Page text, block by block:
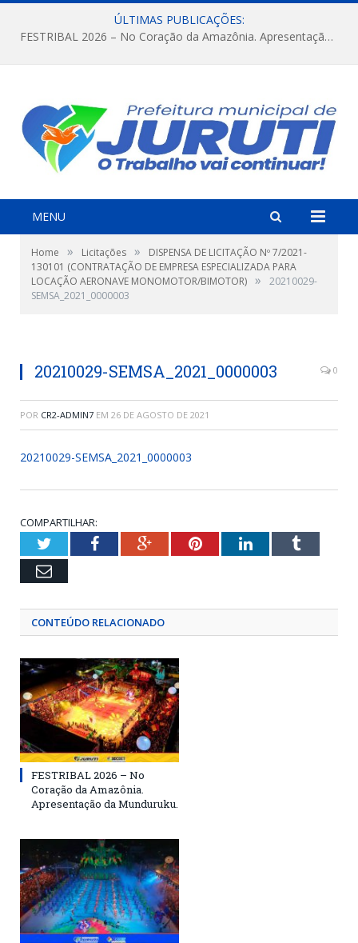
ÚLTIMAS PUBLICAÇÕES:
FESTRIBAL 2026 – No Coração da Amazônia. Apresentação da Munduruku.
MENU
Home » Licitações »
DISPENSA DE LICITAÇÃO Nº 7/2021-
130101 (CONTRATAÇÃO DE EMPRESA ESPECIALIZADA PARA
LOCAÇÃO AERONAVE MONOMOTOR/BIMOTOR) »
20210029-
SEMSA_2021_0000003
20210029-SEMSA_2021_0000003 0
POR CR2-ADMIN7 EM 26 DE AGOSTO DE 2021
20210029-SEMSA_2021_0000003
COMPARTILHAR:
TwitterFacebookGoogle+PinterestLinkedInTumblr
Email
CONTEÚDO RELACIONADO
FESTRIBAL 2026 – No
Coração da Amazônia.
Apresentação da Munduruku.